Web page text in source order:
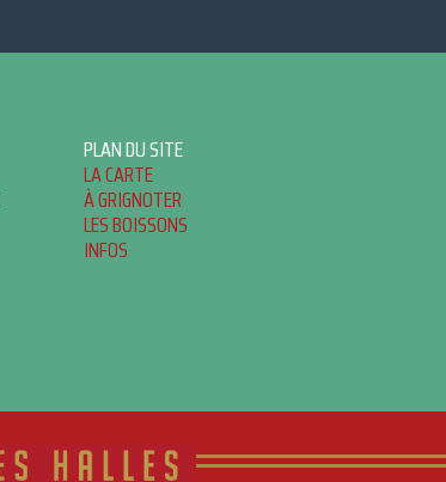
PLAN DU SITE
LA CARTE
À GRIGNOTER
LES BOISSONS
INFOS